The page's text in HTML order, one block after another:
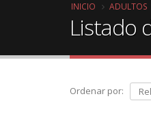
INICIO ADULTOS
Listado
Ordenar por: